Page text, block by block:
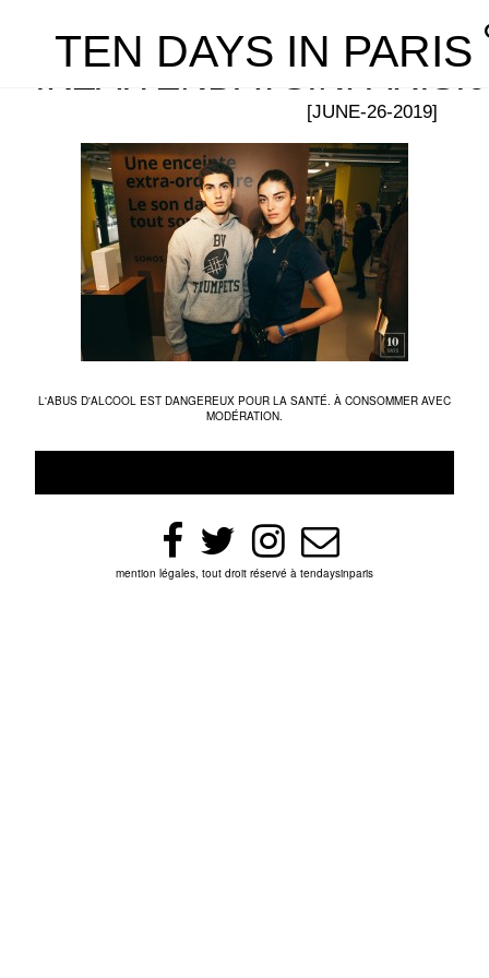
TEN DAYS IN PARIS
[JUNE-26-2019]
L'ABUS D'ALCOOL EST DANGEREUX POUR LA SANTÉ. À CONSOMMER AVEC
MODÉRATION.
mention légales, tout droit réservé à tendaysinparis